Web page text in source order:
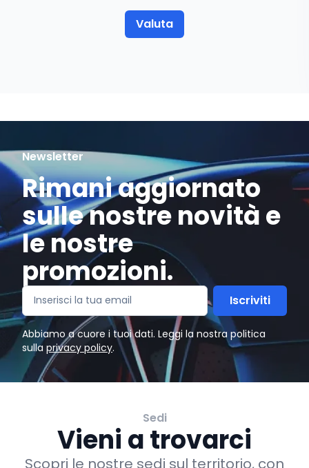
Valuta
Newsletter
Rimani aggiornato
sulle nostre novità e
le nostre
promozioni.
Iscriviti
Abbiamo a cuore i tuoi dati. Leggi la nostra politica
sulla privacy policy.
Sedi
Vieni a trovarci
Scopri le nostre sedi sul territorio, con